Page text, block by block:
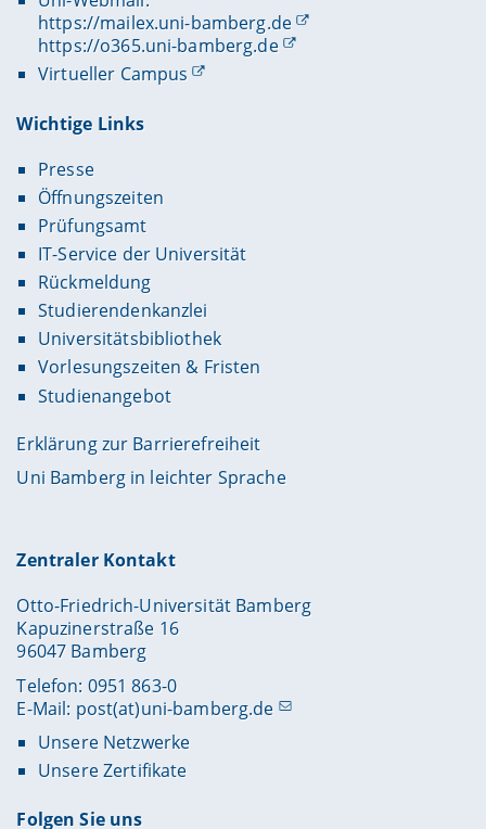
https://mailex.uni-bamberg.de
https://o365.uni-bamberg.de
Virtueller Campus
Wichtige Links
Presse
Öffnungszeiten
Prüfungsamt
IT-Service der Universität
Rückmeldung
Studierendenkanzlei
Universitätsbibliothek
Vorlesungszeiten & Fristen
Studienangebot
Erklärung zur Barrierefreiheit
Uni Bamberg in leichter Sprache
Zentraler Kontakt
Otto-Friedrich-Universität Bamberg
Kapuzinerstraße 16
96047 Bamberg
Telefon: 0951 863-0
E-Mail: post(at)uni-bamberg.de
Unsere Netzwerke
Unsere Zertifikate
Folgen Sie uns